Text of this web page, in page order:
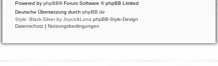
Powered by phpBB® Forum Software © phpBB Limited
Deutsche Übersetzung durch phpBB.de
Style: Black-Silver by Joyce&Luna phpBB-Style-Design
Datenschutz | Nutzungsbedingungen